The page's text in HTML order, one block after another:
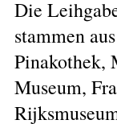
Die
stammen
Pinakothek,
Museum,